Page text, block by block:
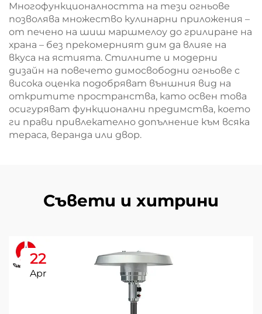
Многофункционалността на тези огньове
позволява множество кулинарни приложения –
от печено на шиш маршмелоу до грилиране на
храна – без прекомерният дим да влияе на
вкуса на ястията. Стилните и модерни
дизайн на повечето димосвободни огньове с
висока оценка подобряват външния вид на
откритите пространства, като освен това
осигуряват функционални предимства, което
ги прави привлекателно допълнение към всяка
тераса, веранда или двор.
Съвети и хитрини
22
Apr